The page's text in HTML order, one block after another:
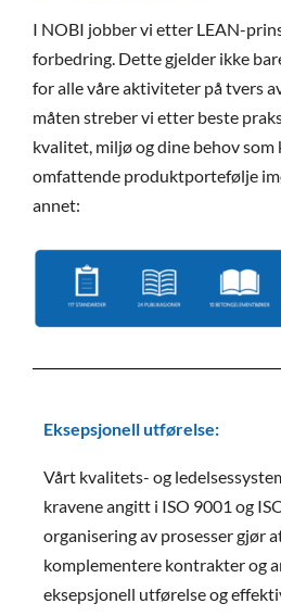
I NOBI jobber vi etter LEAN-
forbedring. Dette gjelder ikke
for alle våre aktiviteter på tvers
måten streber vi etter beste
kvalitet, miljø og dine behov som
omfattende produktportefølje
annet:
Eksepsjonell utførelse:
Vårt kvalitets- og
kravene angitt i ISO 9001 og
organisering av prosesser gjør
komplementere kontrakter og
eksepsjonell utførelse og